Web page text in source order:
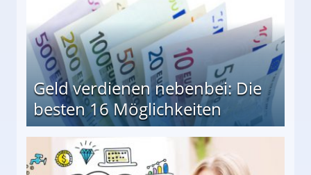
Geld verdienen nebenbei: Die
besten 16 Möglichkeiten